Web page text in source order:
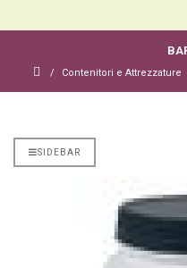
Contenitori e Attrezzature
SIDEBAR